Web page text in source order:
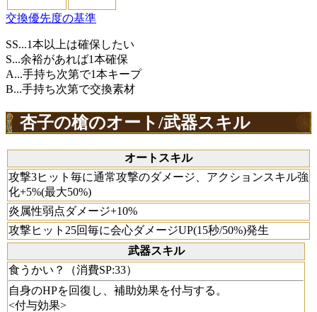
交換優先度の基準
SS...1本以上は確保したい
S...余裕があれば1本確保
A...手持ち次第で1本キープ
B...手持ち次第で交換素材
杏子の槍のオート/武器スキル
オートスキル
攻撃3ヒット毎に通常攻撃のダメージ、アクションスキル強
化+5%(最大50%)
炎属性弱点ダメージ+10%
攻撃ヒット25回毎に会心ダメージUP(15秒/50%)発生
武器スキル
食うかい？（消費SP:33）
自身のHPを回復し、補助効果を付与する。
<付与効果>